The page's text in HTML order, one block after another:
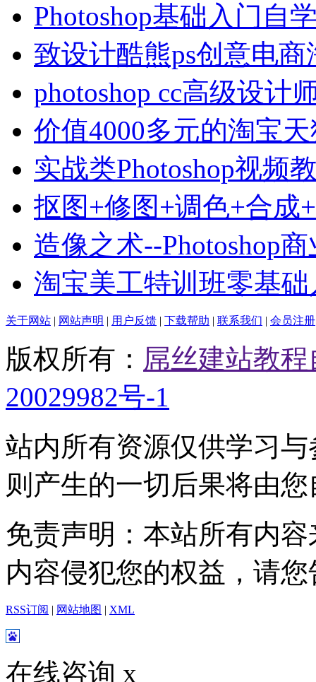
Photoshop基础入门自
致设计酷熊ps创意电商
photoshop cc高级设计
价值4000多元的淘宝
实战类Photoshop视频
抠图+修图+调色+合成
造像之术--Photoshop
淘宝美工特训班零基础
关于网站 | 网站声明 | 用户反馈 | 下载帮助 | 联系我们 | 会员注册
版权所有： 屌丝建站教
20029982号-1
站内所有资源仅供学习
则产生的一切后果将由
免责声明：本站所有内
内容侵犯您的权益，请
RSS订阅 | 网站地图 | XML
在线咨询 x